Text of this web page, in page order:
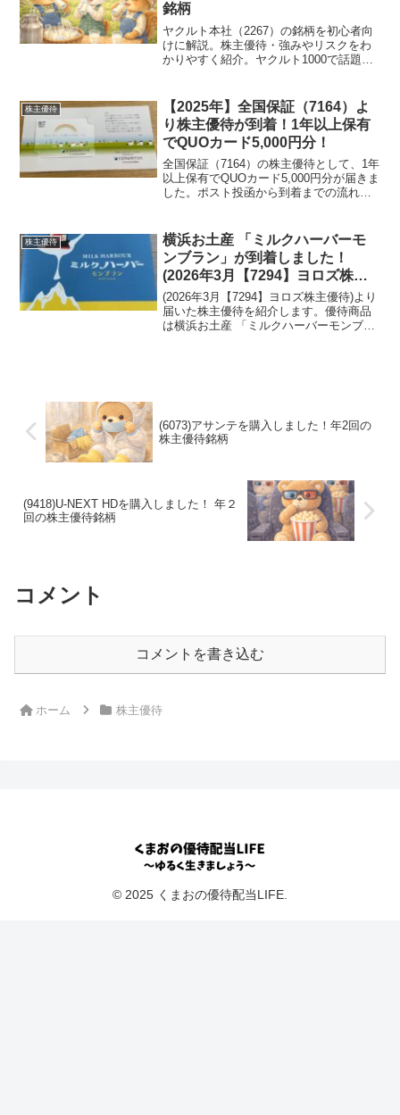
銘柄
ヤクルト本社（2267）の銘柄を初心者向
けに解説。株主優待・強みやリスクをわ
かりやすく紹介。ヤクルト1000で話題の
株主優待
【2025年】全国保証（7164）よ
り株主優待が到着！1年以上保有
でQUOカード5,000円分！
全国保証（7164）の株主優待として、1年
以上保有でQUOカード5,000円分が届きま
した。ポスト投函から到着までの流れ
株主優待
横浜お土産 「ミルクハーバーモ
ンブラン」が到着しました！
(2026年3月【7294】ヨロズ株主
優待)
(2026年3月【7294】ヨロズ株主優待)より
届いた株主優待を紹介します。優待商品
は横浜お土産 「ミルクハーバーモンブラ
(6073)アサンテを購入しました！年2回の
株主優待銘柄
(9418)U-NEXT HDを購入しました！ 年２
回の株主優待銘柄
コメント
コメントを書き込む
ホーム 株主優待
© 2025 くまおの優待配当LIFE.